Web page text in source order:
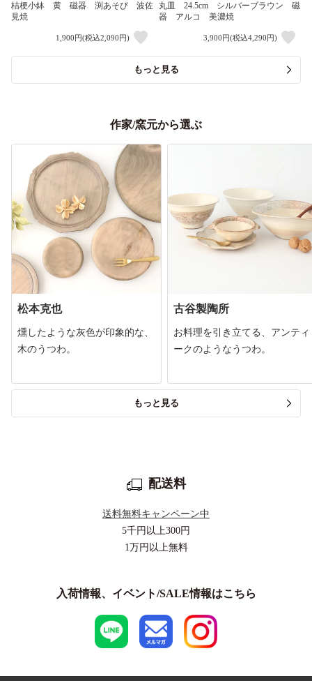
桔梗小鉢 黄 磁器 渕あそび 波佐
見焼
1,900円(税込2,090円)
丸皿 24.5cm シルバーブラウン 磁
器 アルコ 美濃焼
3,900円(税込4,290円)
もっと見る
作家/窯元から選ぶ
松本克也
燻したような灰色が印象的な、
木のうつわ。
古谷製陶所
お料理を引き立てる、アンティ
ークのようなうつわ。
もっと見る
配送料
送料無料キャンペーン中
5千円以上300円
1万円以上無料
入荷情報、イベント/SALE情報はこちら